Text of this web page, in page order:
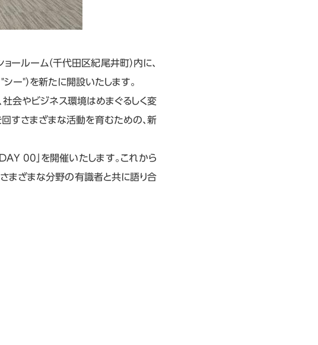
ルーム（千代田区紀尾井町）内に、
"）を新たに開設いたします。
社会やビジネス環境はめまぐるしく変
すさまざまな活動を育むための、新
00」を開催いたします。これから
さまざまな分野の有識者と共に語り合